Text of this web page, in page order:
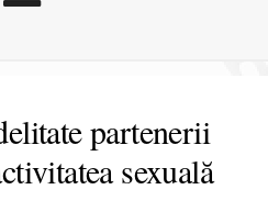
Stari afective
Zice Dunia
Călătorii
partenerii
sexuală